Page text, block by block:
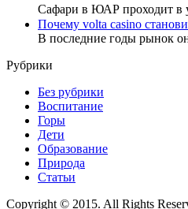
Сафари в ЮАР проходит в
Почему volta casino
В последние годы рынок
Рубрики
Без рубрики
Воспитание
Горы
Дети
Образование
Природа
Статьи
Copyright © 2015. All Rights